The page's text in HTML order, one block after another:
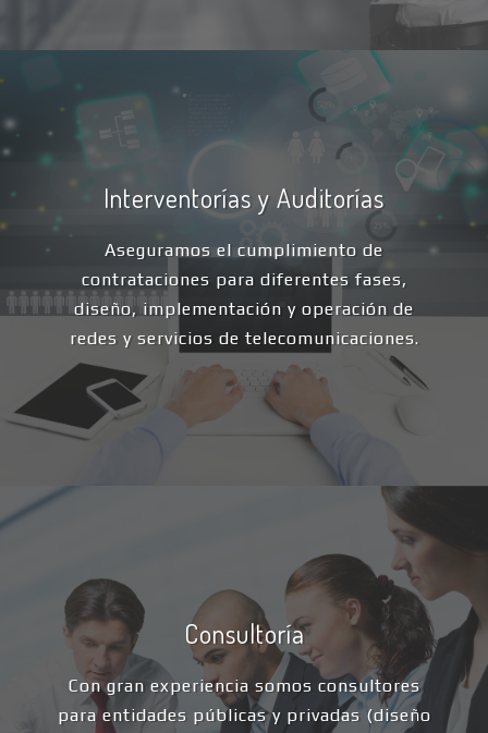
Interventorías y Auditorías
Aseguramos el cumplimiento de
contrataciones para diferentes fases,
diseño, implementación y operación de
redes y servicios de telecomunicaciones.
Consultoría
Con gran experiencia somos consultores
para entidades públicas y privadas (diseño